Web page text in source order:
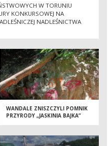
W TORUNIU
KONKURSOWEJ NA
NADLEŚNICTWA
WANDALE ZNISZCZYLI POMNIK
PRZYRODY „JASKINIA BAJKA”